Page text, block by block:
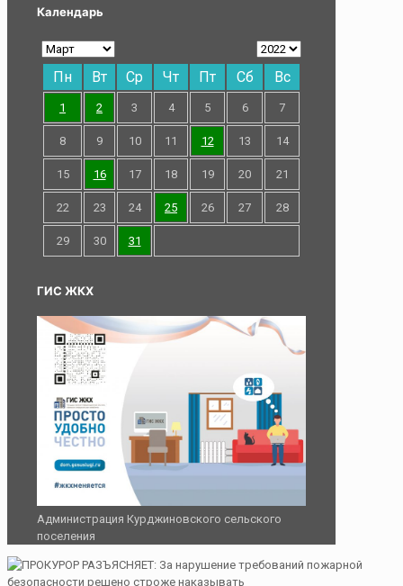
Календарь
Пн Вт Ср Чт Пт Сб Вс
1 2 3 4 5 6 7
8 9 10 11 12 13 14
15 16 17 18 19 20 21
22 23 24 25 26 27 28
29 30 31
ГИС ЖКХ
Администрация Курджиновского сельского
поселения